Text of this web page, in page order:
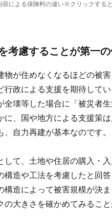
容による保険料の違い※クリックする
考慮することが第一の
が住めなくなるほどの被
行政による支援を期待して
壊等した場合に「被災者
、国や地方による支援策
自力再建が基本なのです。
て、土地や住居の購入・
造や工法を考慮したと回
造によって被害規模が決
大きさを確かめてみること